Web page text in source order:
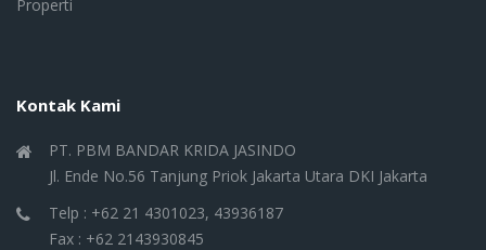
Properti
Kontak Kami
PT. PBM BANDAR KRIDA JASINDO
Jl. Ende No.56 Tanjung Priok Jakarta Utara DKI Jakarta
Telp : +62 21 4301023, 43936187
Fax : +62 2143930845